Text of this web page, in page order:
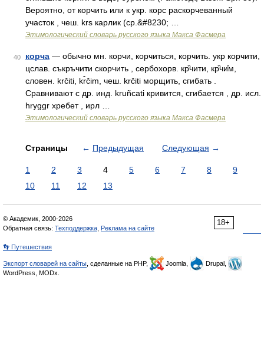
Вероятно, от корчить или к укр. корс раскорчеванный
участок , чеш. krs карлик (ср.&#8230; …
Этимологический словарь русского языка Макса Фасмера
40 корча — обычно мн. корчи, корчиться, корчить. укр корчити,
цслав. съкръчити скорчить , сербохорв. кр̏чити, кр̏чи̑м,
словен. krčiti, kr̂čim, чеш. krčiti морщить, сгибать .
Сравнивают с др. инд. kruñcati кривится, сгибается , др. исл.
hryggr хребет , ирл …
Этимологический словарь русского языка Макса Фасмера
Страницы ← Предыдущая Следующая →
1 2 3 4 5 6 7 8
9
10
11 12 13
18+
© Академик, 2000-2026
Обратная связь: Техподдержка Реклама на сайте
👣 Путешествия
Экспорт словарей на сайты , сделанные на PHP, Joomla,
Drupal,
WordPress, MODx.